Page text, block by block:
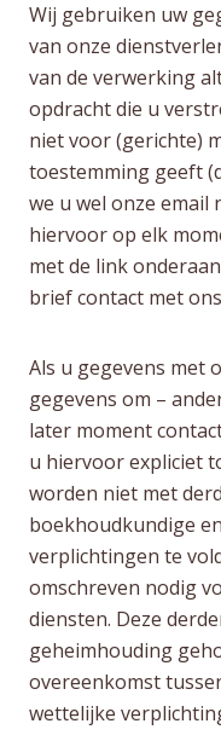
Wij gebruiken uw
van onze
van de verwerking
opdracht die u
niet voor (gerichte)
toestemming geeft
we u wel onze
hiervoor op elk
met de link
brief contact met
Als u gegevens met
gegevens om –
later moment
u hiervoor expliciet
worden niet met
boekhoudkundige
verplichtingen te
omschreven nodig
diensten. Deze
geheimhouding
overeenkomst
wettelijke